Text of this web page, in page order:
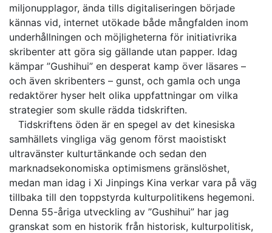
miljonupplagor, ända tills digitaliseringen började
kännas vid, internet utökade både mångfalden inom
underhållningen och möjligheterna för initiativrika
skribenter att göra sig gällande utan papper. Idag
kämpar ”Gushihui” en desperat kamp över läsares –
och även skribenters – gunst, och gamla och unga
redaktörer hyser helt olika uppfattningar om vilka
strategier som skulle rädda tidskriften.
Tidskriftens öden är en spegel av det kinesiska
samhällets vingliga väg genom först maoistiskt
ultravänster kulturtänkande och sedan den
marknadsekonomiska optimismens gränslöshet,
medan man idag i Xi Jinpings Kina verkar vara på väg
tillbaka till den toppstyrda kulturpolitikens hegemoni.
Denna 55-åriga utveckling av ”Gushihui” har jag
granskat som en historik från historisk, kulturpolitisk,